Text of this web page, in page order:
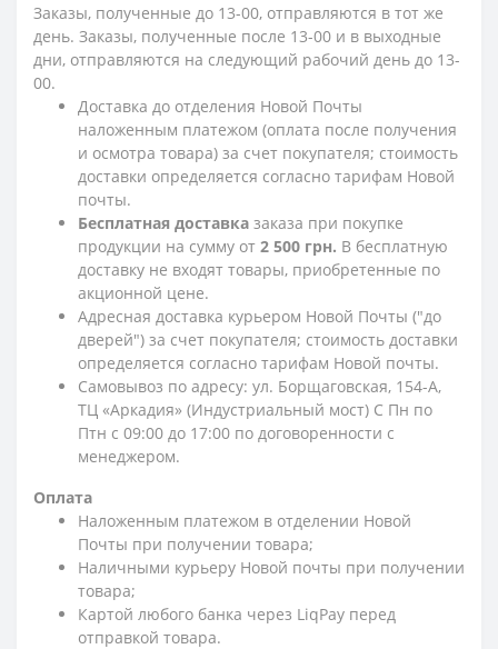
Заказы, полученные до 13-00, отправляются в тот же
день. Заказы, полученные после 13-00 и в выходные
дни, отправляются на следующий рабочий день до 13-
00.
Доставка до отделения Новой Почты
наложенным платежом (оплата после получения
и осмотра товара) за счет покупателя; стоимость
доставки определяется согласно тарифам Новой
почты.
Бесплатная доставка заказа при покупке
продукции на сумму от 2 500 грн. В бесплатную
доставку не входят товары, приобретенные по
акционной цене.
Адресная доставка курьером Новой Почты ("до
дверей") за счет покупателя; стоимость доставки
определяется согласно тарифам Новой почты.
Самовывоз по адресу: ул. Борщаговская, 154-А,
ТЦ «Аркадия» (Индустриальный мост) С Пн по
Птн с 09:00 до 17:00 по договоренности с
менеджером.
Оплата
Наложенным платежом в отделении Новой
Почты при получении товара;
Наличными курьеру Новой почты при получении
товара;
Картой любого банка через LiqPay перед
отправкой товара.